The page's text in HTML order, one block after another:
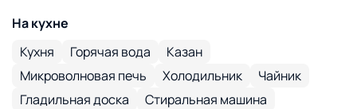
На кухне
Кухня
Горячая вода
Казан
Микроволновая печь
Холодильник
Чайник
Гладильная доска
Стиральная машина